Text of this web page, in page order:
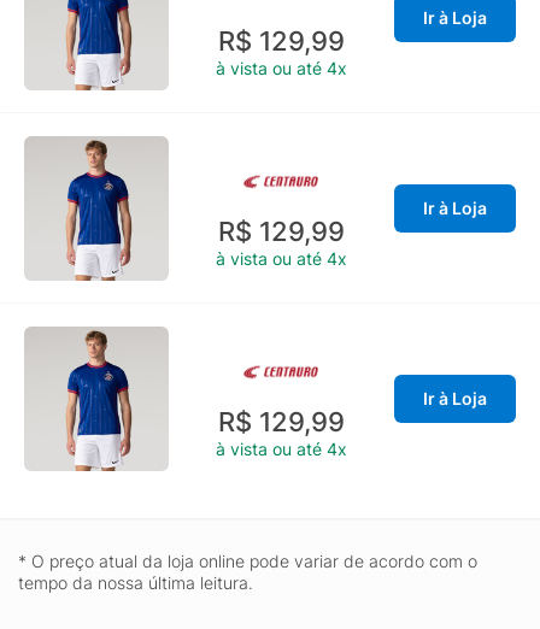
R$ 129,99
à vista ou até 4x
Ir à Loja
R$ 129,99
à vista ou até 4x
Ir à Loja
R$ 129,99
à vista ou até 4x
Ir à Loja
* O preço atual da loja online pode variar de acordo com o
tempo da nossa última leitura.